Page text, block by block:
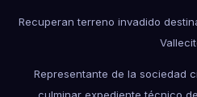
Recuperan terreno invadido
Representante de la sociedad